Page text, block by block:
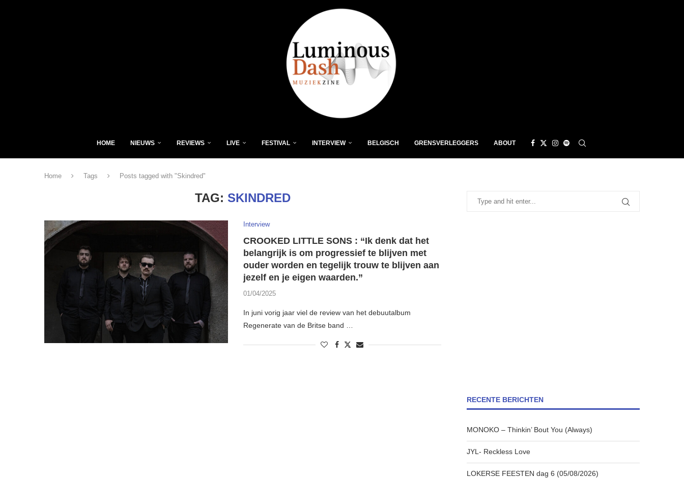
HOME NIEUWS REVIEWS LIVE FESTIVAL INTERVIEW BELGISCH GRENSVERLEGGERS ABOUT
Home Tags Posts tagged with "Skindred"
TAG: SKINDRED
Interview
CROOKED LITTLE SONS : “Ik denk dat het
belangrijk is om progressief te blijven met
ouder worden en tegelijk trouw te blijven aan
jezelf en je eigen waarden.”
01/04/2025
In juni vorig jaar viel de review van het debuutalbum
Regenerate van de Britse band …
RECENTE BERICHTEN
MONOKO – Thinkin’ Bout You (Always)
JYL- Reckless Love
LOKERSE FEESTEN dag 6 (05/08/2026)